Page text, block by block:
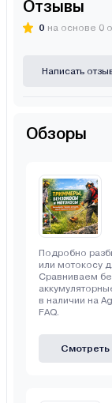
Отзывы
0 на основе 0
Написать
Обзоры
Подробно
или мотокосу
Сравниваем
в наличии на
FAQ.
Смотреть